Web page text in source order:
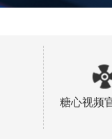
糖心视频